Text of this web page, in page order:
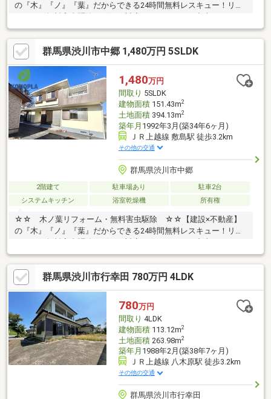
の『木』『ノ』『葉』だからできる24時間無料レスキュー！リフ
ターサービスがついており、住んでからの安心をずっとお届けし
ます！内覧時に、無料相談・お見積りも物件ごとに作成可能！！
オウチ探しも、リフォームも一緒に相談できます！＼弊社には、
『きつね隊』・『ゴリラ隊』という無料かけつけサービスの仕組
みが、整っています♪／住んでからのお家トラブル、緊急対応も承
っております♪お家のこと、すべて木ノ葉プランニングにお任せく
ださい＾＾
群馬県渋川市中郷 1,480万円 5SLDK
1,480万円
間取り 5SLDK
建物面積151.43m2
土地面積394.13m2
築年月 1992年3月(築34年6ヶ月)
ＪＲ上越線 敷島駅 徒歩3.2km
その他の交通
群馬県渋川市中郷
2階建て 駐車場あり
駐車2台
システムキッチン
浴室乾燥機 所有権
☆☆ 木ノ葉リフォーム・無料害虫駆除 ☆☆【建設×不動産】
の『木』『ノ』『葉』だからできる24時間無料レスキュー！リフ
ォーム・無料害虫駆除サビース対応しております！中古でもアフ
ターサービスがついており、住んでからの安心をずっとお届けし
ます！内覧時に、無料相談・お見積りも物件ごとに作成可能！！
オウチ探しも、リフォームも一緒に相談できます！＼弊社には、
『きつね隊』・『ゴリラ隊』という無料かけつけサービスの仕組
みが、整っています♪／住んでからのお家トラブル、緊急対応も承
っております♪お家のこと、すべて木ノ葉プランニングにお任せく
ださい＾＾
群馬県渋川市行幸田 780万円 4LDK
780万円
間取り 4LDK
建物面積113.12m2
土地面積263.98m2
築年月 1988年2月(築38年7ヶ月)
ＪＲ上越線 八木原駅 徒歩3.2km
その他の交通
群馬県渋川市行幸田